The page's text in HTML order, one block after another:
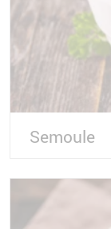
Semoule